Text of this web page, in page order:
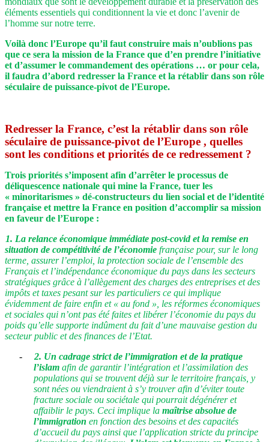
éléments essentiels qui conditionnent la vie et donc l’avenir de
l’homme sur notre terre.
Voilà donc l’Europe qu’il faut construire mais n’oublions pas
que ce sera la mission de la France que d’en prendre l’initiative
et d’assumer le commandement des opérations … or pour cela,
il faudra d’abord redresser la France et la rétablir dans son rôle
séculaire de puissance-pivot de l’Europe.
Redresser la France, c’est la rétablir dans son rôle
séculaire de puissance-pivot de l’Europe , quelles
sont les conditions et priorités de ce redressement ?
Trois priorités s’imposent afin d’arrêter le processus de
déliquescence nationale qui mine la France, tuer les
« minoritarismes » dé-constructeurs du lien social et de l’identité
française et mettre la France en position d’accomplir sa mission
en faveur de l’Europe :
1. La relance économique immédiate post-covid et la remise en
situation de compétitivité de l’économie française pour, sur le long
terme, assurer l’emploi, la protection sociale de l’ensemble des
Français et l’indépendance économique du pays dans les secteurs
stratégiques grâce à l’allègement des charges des entreprises et des
impôts et taxes pesant sur les particuliers ce qui implique
évidemment de faire enfin et « au fond », les réformes économiques
et sociales qui n’ont pas été faites et libérer l’économie du pays du
poids qu’elle supporte indûment du fait d’une mauvaise gestion du
secteur public et des finances de l’Etat.
-
2. Un cadrage strict de l’immigration et de la pratique
l’islam afin de garantir l’intégration et l’assimilation des
populations qui se trouvent déjà sur le territoire français, y
sont nées ou viendraient à s’y trouver afin d’éviter toute
fracture sociale ou sociétale qui pourrait dégénérer et
affaiblir le pays. Ceci implique la maîtrise absolue de
l’immigration en fonction des besoins et des capacités
d’accueil du pays ainsi que l’application stricte du principe